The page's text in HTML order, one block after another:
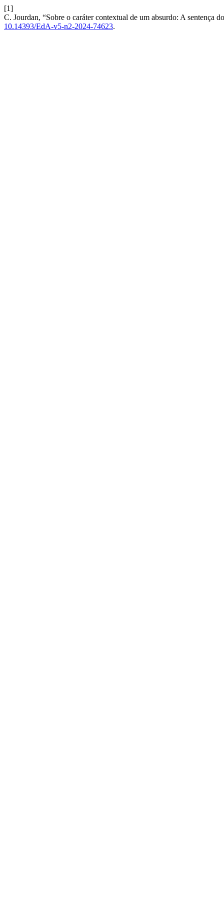
[1]
C. Jourdan, “Sobre o caráter contextual de um absurdo: A sentença
10.14393/EdA-v5-n2-2024-74623.